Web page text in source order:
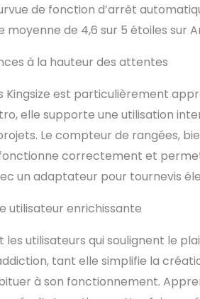
de fonction d’arrêt
de 4,6 sur 5 étoiles sur
à la hauteur des attentes
Kingsize est particulièrement
elle supporte une utilisation
Le compteur de rangées,
correctement et
un adaptateur pour tournevis
utilisateur enrichissante
les utilisateurs qui soulignent le
tant elle simplifie la
à son fonctionnement.